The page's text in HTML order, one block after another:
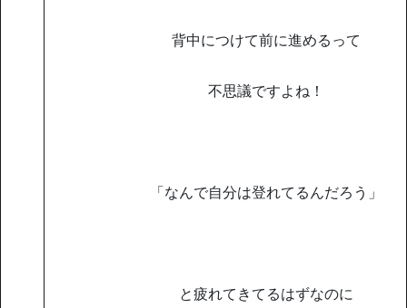
背中につけて前に進めるって
不思議ですよね！
「なんで自分は登れてるんだろう」
と疲れてきてるはずなのに